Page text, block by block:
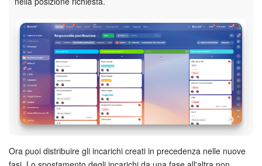
Ora puoi distribuire gli incarichi creati in precedenza nelle nuove